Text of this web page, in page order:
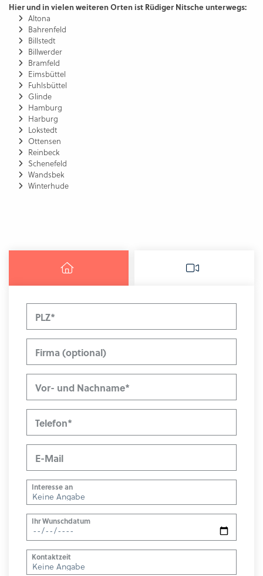
Hier und in vielen weiteren Orten ist Rüdiger Nitsche unterwegs:
Altona
Bahrenfeld
Billstedt
Billwerder
Bramfeld
Eimsbüttel
Fuhlsbüttel
Glinde
Hamburg
Harburg
Lokstedt
Ottensen
Reinbeck
Schenefeld
Wandsbek
Winterhude
PLZ*
Firma (optional)
Vor- und Nachname*
Telefon*
E-Mail
Interesse an
Ihr Wunschdatum
Kontaktzeit